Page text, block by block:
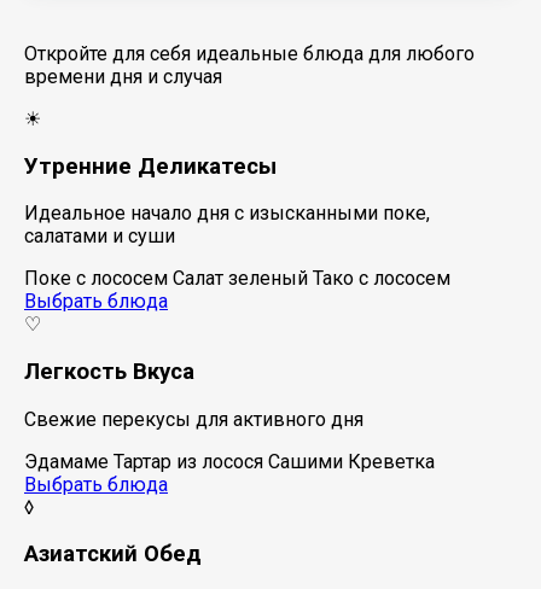
Откройте для себя идеальные блюда для любого
времени дня и случая
☀
Утренние Деликатесы
Идеальное начало дня с изысканными поке,
салатами и суши
Поке с лососем Салат зеленый Тако с лососем
Выбрать блюда
♡
Легкость Вкуса
Свежие перекусы для активного дня
Эдамаме Тартар из лосося Сашими Креветка
Выбрать блюда
◊
Азиатский Обед